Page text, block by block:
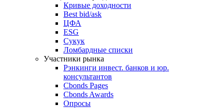
Кривые доходности
Best bid/ask
ЦФА
ESG
Сукук
Ломбардные списки
Участники рынка
Рэнкинги инвест. банков и юр.
консультантов
Cbonds Pages
Cbonds Awards
Опросы